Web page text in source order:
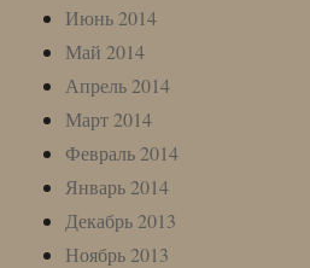
Июнь 2014
Май 2014
Апрель 2014
Март 2014
Февраль 2014
Январь 2014
Декабрь 2013
Ноябрь 2013